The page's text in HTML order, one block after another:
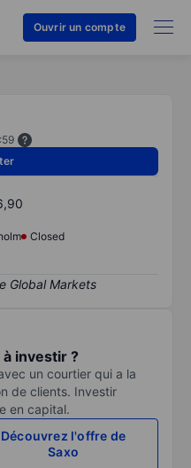
Ouvrir un compte
Closed
investir ?
un courtier qui a la
de clients. Investir
en capital.
Découvrez l'offre de
Saxo